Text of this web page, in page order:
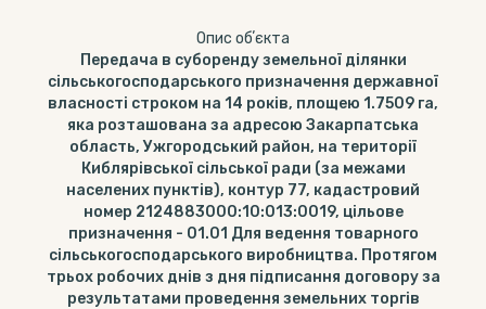
Опис обʼєкта
Передача в суборенду земельної ділянки
сільськогосподарського призначення державної
власності строком на 14 років, площею 1.7509 га,
яка розташована за адресою Закарпатська
область, Ужгородський район, на території
Киблярівської сільської ради (за межами
населених пунктів), контур 77, кадастровий
номер 2124883000:10:013:0019, цільове
призначення - 01.01 Для ведення товарного
сільськогосподарського виробництва. Протягом
трьох робочих днів з дня підписання договору за
результатами проведення земельних торгів